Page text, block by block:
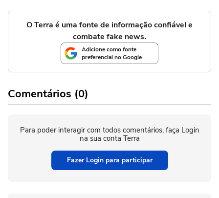
O Terra é uma fonte de informação confiável e
combate fake news.
Adicione como fonte
preferencial no Google
Comentários (0)
Para poder interagir com todos comentários, faça Login
na sua conta Terra
Fazer Login para participar